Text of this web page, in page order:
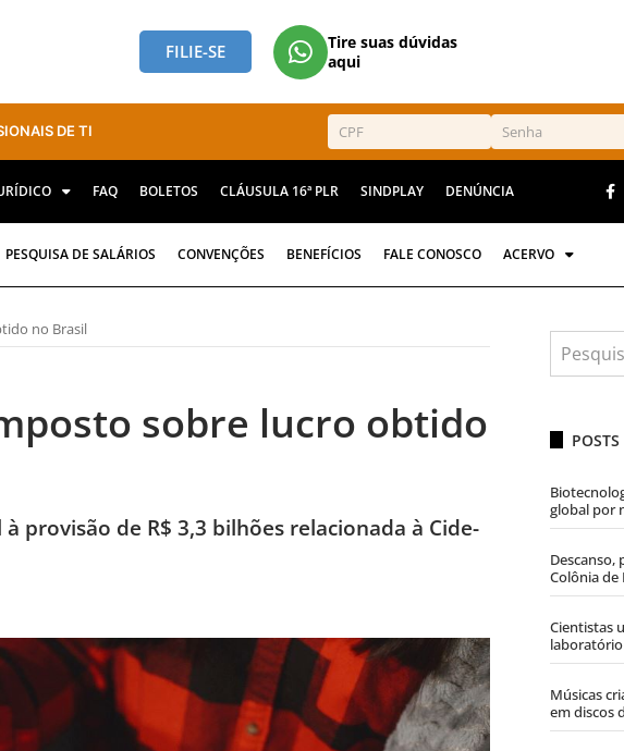
FILIE-SE
Tire suas dúvidas
aqui
DE TI
FAQ BOLETOS CLÁUSULA 16ª PLR SINDPLAY DENÚNCIA
PESQUISA DE SALÁRIOS CONVENÇÕES BENEFÍCIOS FALE CONOSCO ACERVO
no Brasil
sobre lucro obtido
provisão de R$ 3,3 bilhões relacionada à Cide-
POSTS
global por
Descanso,
Colônia de
Cientistas
Músicas
em discos